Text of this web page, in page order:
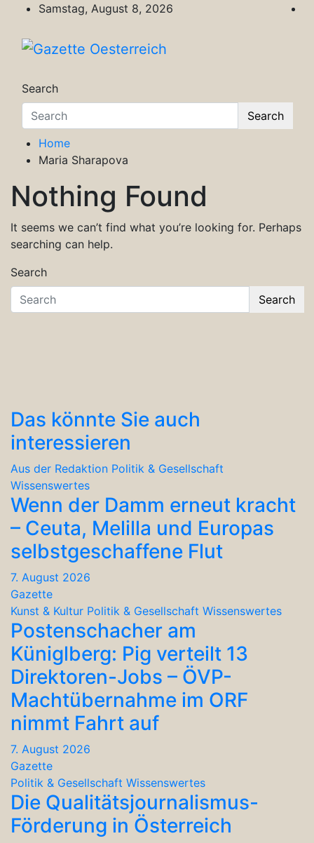
content
Samstag, August 8, 2026
Search
Search
Home
Maria Sharapova
Nothing Found
It seems we can’t find what you’re looking for. Perhaps
searching can help.
Search
Search
Das könnte Sie auch
interessieren
Aus der Redaktion Politik & Gesellschaft
Wissenswertes
Wenn der Damm erneut kracht
– Ceuta, Melilla und Europas
selbstgeschaffene Flut
7. August 2026
Gazette
Kunst & Kultur Politik & Gesellschaft Wissenswertes
Postenschacher am
Küniglberg: Pig verteilt 13
Direktoren-Jobs – ÖVP-
Machtübernahme im ORF
nimmt Fahrt auf
7. August 2026
Gazette
Politik & Gesellschaft Wissenswertes
Die Qualitätsjournalismus-
Förderung in Österreich